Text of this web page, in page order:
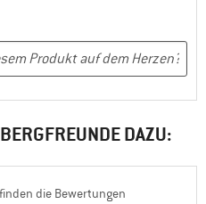
DAZU:
die Bewertungen